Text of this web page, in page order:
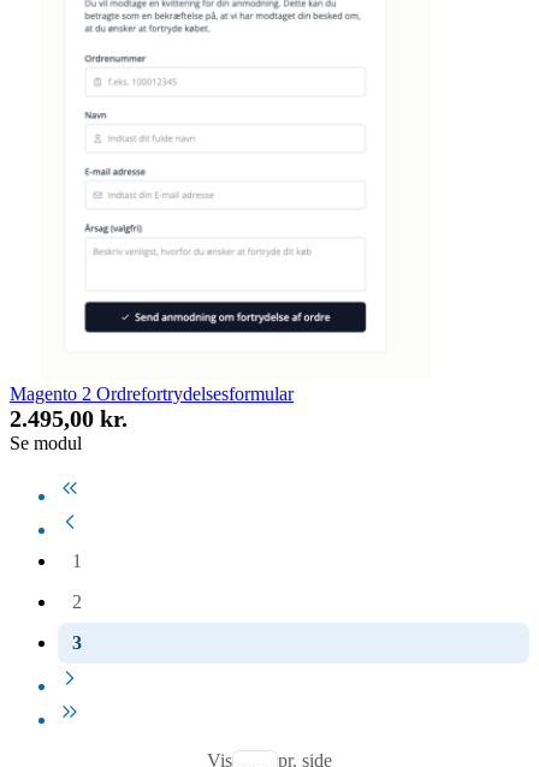
Magento 2 Ordrefortrydelsesformular
2.495,00 kr.
Se modul
1
2
3
Vis pr. side